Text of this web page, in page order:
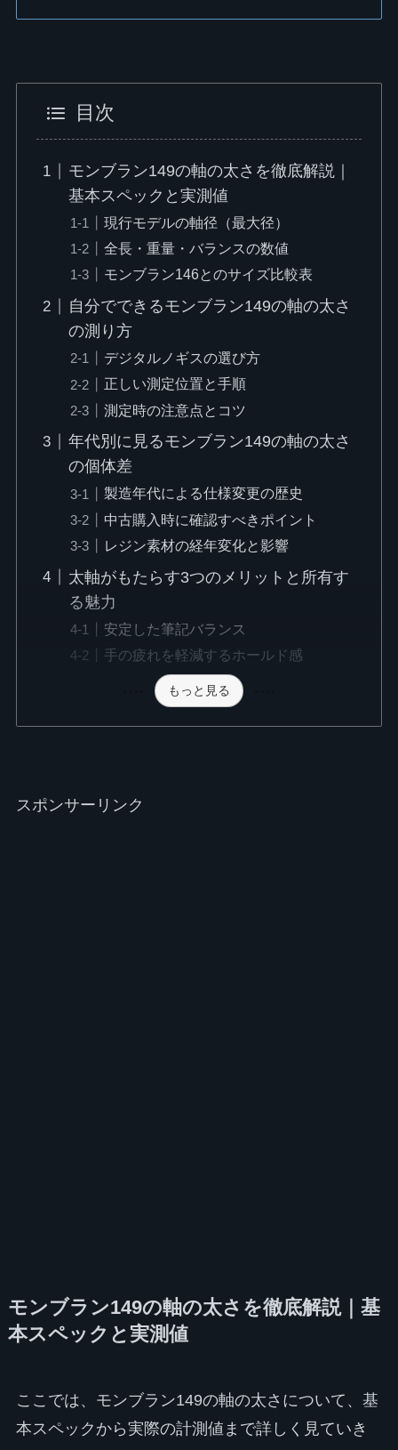
目次
モンブラン149の軸の太さを徹底解説｜
基本スペックと実測値
現行モデルの軸径（最大径）
全長・重量・バランスの数値
モンブラン146とのサイズ比較表
自分でできるモンブラン149の軸の太さ
の測り方
デジタルノギスの選び方
正しい測定位置と手順
測定時の注意点とコツ
年代別に見るモンブラン149の軸の太さ
の個体差
製造年代による仕様変更の歴史
中古購入時に確認すべきポイント
レジン素材の経年変化と影響
太軸がもたらす3つのメリットと所有す
る魅力
安定した筆記バランス
手の疲れを軽減するホールド感
もっと見る
スポンサーリンク
モンブラン149の軸の太さを徹底解説｜基
本スペックと実測値
ここでは、モンブラン149の軸の太さについて、基
本スペックから実際の計測値まで詳しく見ていき